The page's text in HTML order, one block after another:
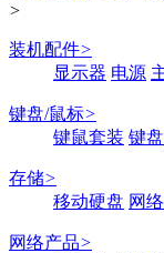
>
装机配件>
显示器 电源
键盘/鼠标>
键鼠套装 键盘
存储>
移动硬盘 网
网络产品>